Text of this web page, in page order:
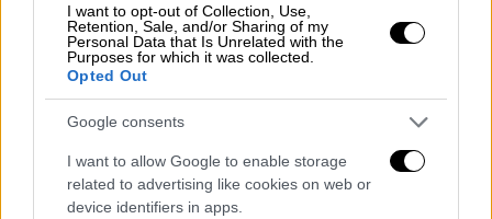
I want to opt-out of Collection, Use,
Retention, Sale, and/or Sharing of my
Personal Data that Is Unrelated with the
Purposes for which it was collected.
Opted Out
Google consents
I want to allow Google to enable storage
related to advertising like cookies on web or
device identifiers in apps.
Θλίψη στην Κοζάνη: Βρέθηκε σε βουνό η
σορός του 78χρονου που αγνοούνταν επί
μέρες